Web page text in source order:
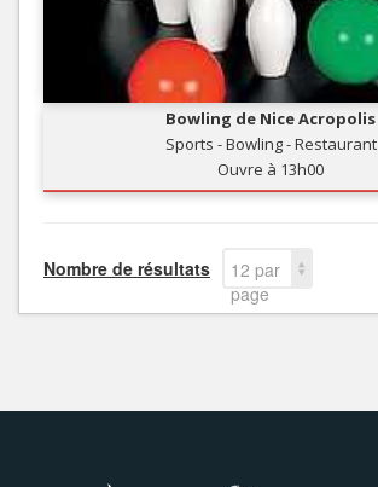
Bowling de Nice Acropolis
Sports - Bowling - Restaurant
Ouvre à 13h00
Nombre de résultats
12 par
page